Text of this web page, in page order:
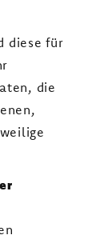
diese für
die